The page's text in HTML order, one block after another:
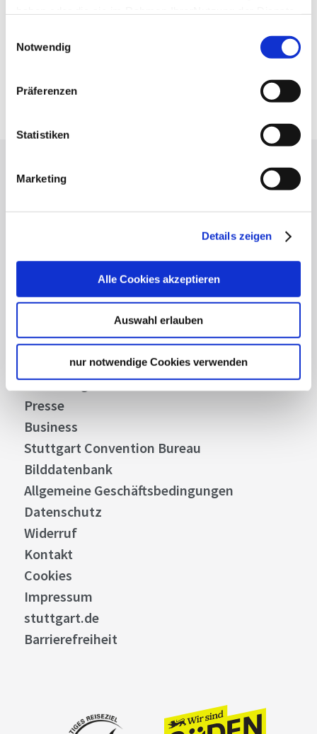
Impressum
Notwendig
Präferenzen
Statistiken
Marketing
Details zeigen
Alle Cookies akzeptieren
Auswahl erlauben
nur notwendige Cookies verwenden
Fahrplanauskunft des VVS
Deutsche Bahn AG
Google Maps Route
Lassen Sie sich inspirieren!
Stuttgart und Region immer up-to-date.
Abonnieren
Über uns
Stellenangebote
Presse
Business
Stuttgart Convention Bureau
Bilddatenbank
Allgemeine Geschäftsbedingungen
Datenschutz
Widerruf
Kontakt
Cookies
Impressum
stuttgart.de
Barrierefreiheit